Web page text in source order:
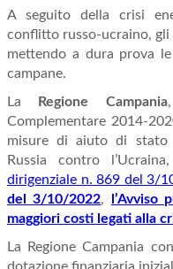
A seguito della crisi
conflitto russo-ucraino, gli
mettendo a dura prova
campane.
La
Regione Campania
Complementare 2014-
misure di aiuto di stato
Russia contro
dirigenziale n. 869 del 3/
del 3/10/2022,
l’Avviso
maggiori costi legati alla
La Regione Campania
dotazione finanziaria